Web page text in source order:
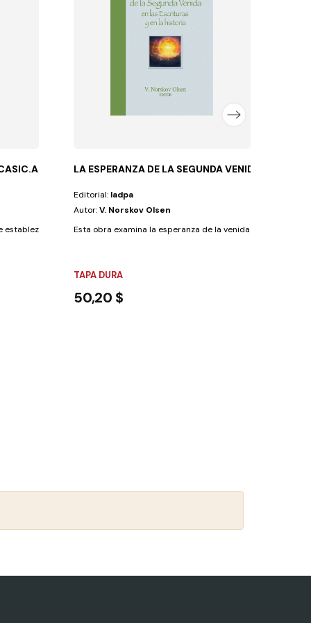
una relación personal y viva...
LA ESPERANZA DE LA SEGUNDA VENIDA
Editorial: Iadpa
Autor:V. Norskov Olsen
Esta obra examina la esperanza de la venida tanto en el
TAPA DURA
50,20 $